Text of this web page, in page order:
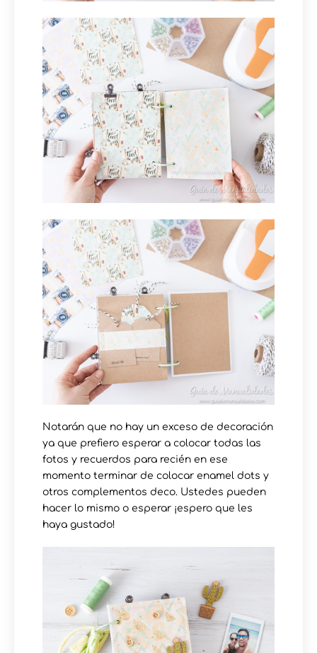
Notarán que no hay un exceso de decoración
ya que prefiero esperar a colocar todas las
fotos y recuerdos para recién en ese
momento terminar de colocar enamel dots y
otros complementos deco. Ustedes pueden
hacer lo mismo o esperar ¡espero que les
haya gustado!